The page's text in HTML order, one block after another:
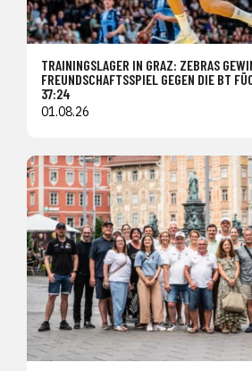
TRAININGSLAGER IN GRAZ: ZEBRAS
FREUNDSCHAFTSSPIEL GEGEN DIE BT
37:24
01.08.26